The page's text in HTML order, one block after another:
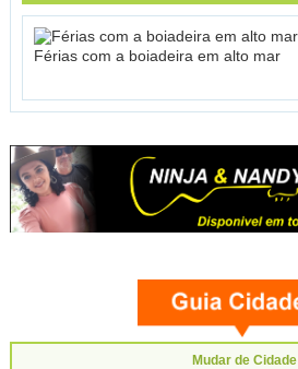
Férias com a boiadeira em alto mar
Mudar de Cidade